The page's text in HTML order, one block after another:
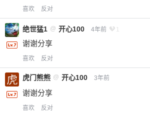
喜欢 反对
绝世猛1 @ 开心100 4年前 1
谢谢分享
喜欢 反对
虎门熊熊 @ 开心100 3年前
谢谢分享
喜欢 反对